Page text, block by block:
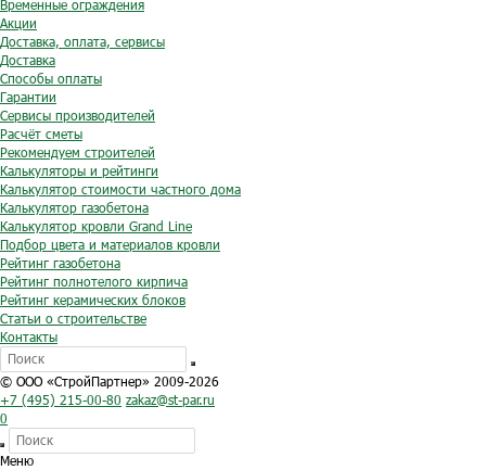
Временные ограждения
Акции
Доставка, оплата, сервисы
Доставка
Способы оплаты
Гарантии
Сервисы производителей
Расчёт сметы
Рекомендуем строителей
Калькуляторы и рейтинги
Калькулятор стоимости частного дома
Калькулятор газобетона
Калькулятор кровли Grand Line
Подбор цвета и материалов кровли
Рейтинг газобетона
Рейтинг полнотелого кирпича
Рейтинг керамических блоков
Статьи о строительстве
Контакты
© ООО «СтройПартнер» 2009-2026
+7 (495) 215-00-80 zakaz@st-par.ru
0
Меню